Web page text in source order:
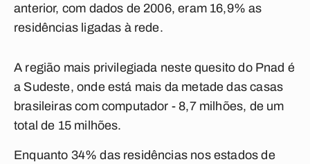
anterior, com dados de 2006, eram 16,9% as
residências ligadas à rede.
A região mais privilegiada neste quesito do Pnad é
a Sudeste, onde está mais da metade das casas
brasileiras com computador - 8,7 milhões, de um
total de 15 milhões.
Enquanto 34% das residências nos estados de